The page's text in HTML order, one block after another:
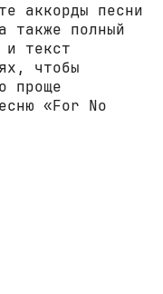
аккорды песни
также полный
и текст
чтобы
проще
«For No